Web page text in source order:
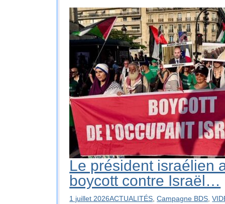
Le président israélien
boycott contre Israël…
1 juillet 2026ACTUALITÉS ,Campagne BDS ,